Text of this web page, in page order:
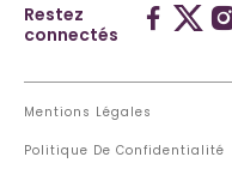
Restez
connectés
Mentions Légales
Politique De Confidentialité